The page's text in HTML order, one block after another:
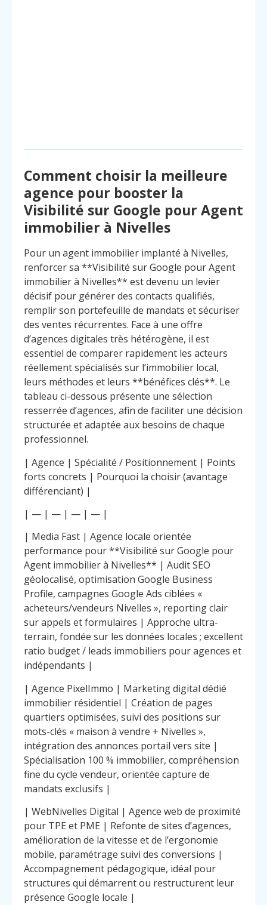
Comment choisir la meilleure
agence pour booster la
Visibilité sur Google pour Agent
immobilier à Nivelles
Pour un agent immobilier implanté à Nivelles,
renforcer sa **Visibilité sur Google pour Agent
immobilier à Nivelles** est devenu un levier
décisif pour générer des contacts qualifiés,
remplir son portefeuille de mandats et sécuriser
des ventes récurrentes. Face à une offre
d’agences digitales très hétérogène, il est
essentiel de comparer rapidement les acteurs
réellement spécialisés sur l’immobilier local,
leurs méthodes et leurs **bénéfices clés**. Le
tableau ci-dessous présente une sélection
resserrée d’agences, afin de faciliter une décision
structurée et adaptée aux besoins de chaque
professionnel.
| Agence | Spécialité / Positionnement | Points
forts concrets | Pourquoi la choisir (avantage
différenciant) |
| — | — | — | — |
| Media Fast | Agence locale orientée
performance pour **Visibilité sur Google pour
Agent immobilier à Nivelles** | Audit SEO
géolocalisé, optimisation Google Business
Profile, campagnes Google Ads ciblées «
acheteurs/vendeurs Nivelles », reporting clair
sur appels et formulaires | Approche ultra-
terrain, fondée sur les données locales ; excellent
ratio budget / leads immobiliers pour agences et
indépendants |
| Agence PixelImmo | Marketing digital dédié
immobilier résidentiel | Création de pages
quartiers optimisées, suivi des positions sur
mots-clés « maison à vendre + Nivelles »,
intégration des annonces portail vers site |
Spécialisation 100 % immobilier, compréhension
fine du cycle vendeur, orientée capture de
mandats exclusifs |
| WebNivelles Digital | Agence web de proximité
pour TPE et PME | Refonte de sites d’agences,
amélioration de la vitesse et de l’ergonomie
mobile, paramétrage suivi des conversions |
Accompagnement pédagogique, idéal pour
structures qui démarrent ou restructurent leur
présence Google locale |